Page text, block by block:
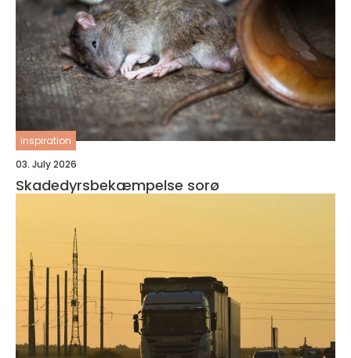
inspiration
03. July 2026
Skadedyrsbekæmpelse sorø